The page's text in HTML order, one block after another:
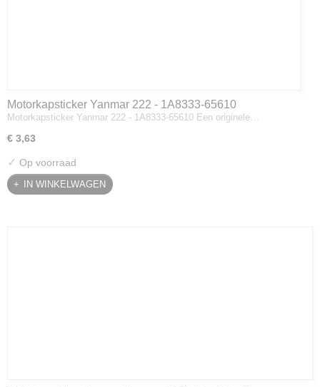
Motorkapsticker Yanmar 222 - 1A8333-65610
Motorkapsticker Yanmar 222 - 1A8333-65610 Een originele…
€ 3,63
✓ Op voorraad
IN WINKELWAGEN